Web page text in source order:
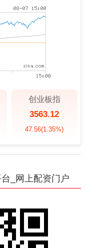
创业板指
3563.12
47.56(1.35%)
_网上配资门户